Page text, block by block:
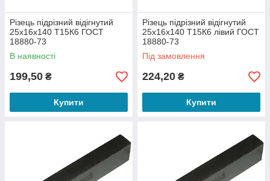
Різець підрізний відігнутий
25х16х140 Т15К6 ГОСТ
18880-73
В наявності
199,50 ₴
Купити
Різець підрізний відігнутий
25х16х140 Т15К6 лівий ГОСТ
18880-73
Під замовлення
224,20 ₴
Купити